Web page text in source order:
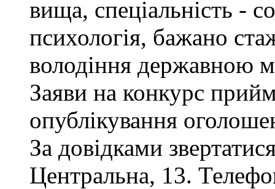
вища, спеціальність -
психологія, бажано
володіння державною
Заяви на конкурс
опублікування
За довідками
Центральна, 13.